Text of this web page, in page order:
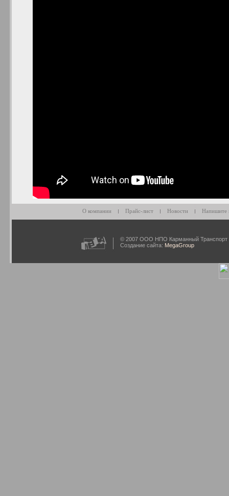
О компании Прайс-лист Новости Напишите
© 2007 ООО НПО Карманный Транспорт
Создание сайта: MegaGroup